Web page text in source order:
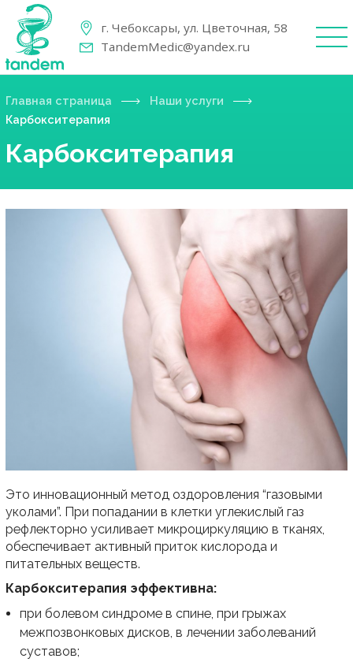
г. Чебоксары, ул. Цветочная, 58
TandemMedic@yandex.ru
Главная страница
Наши услуги
Карбокситерапия
Карбокситерапия
Это инновационный метод оздоровления “газовыми
уколами”. При попадании в клетки углекислый газ
рефлекторно усиливает микроциркуляцию в тканях,
обеспечивает активный приток кислорода и
питательных веществ.
Карбокситерапия эффективна:
при болевом синдроме в спине, при грыжах
межпозвонковых дисков, в лечении заболеваний
суставов;